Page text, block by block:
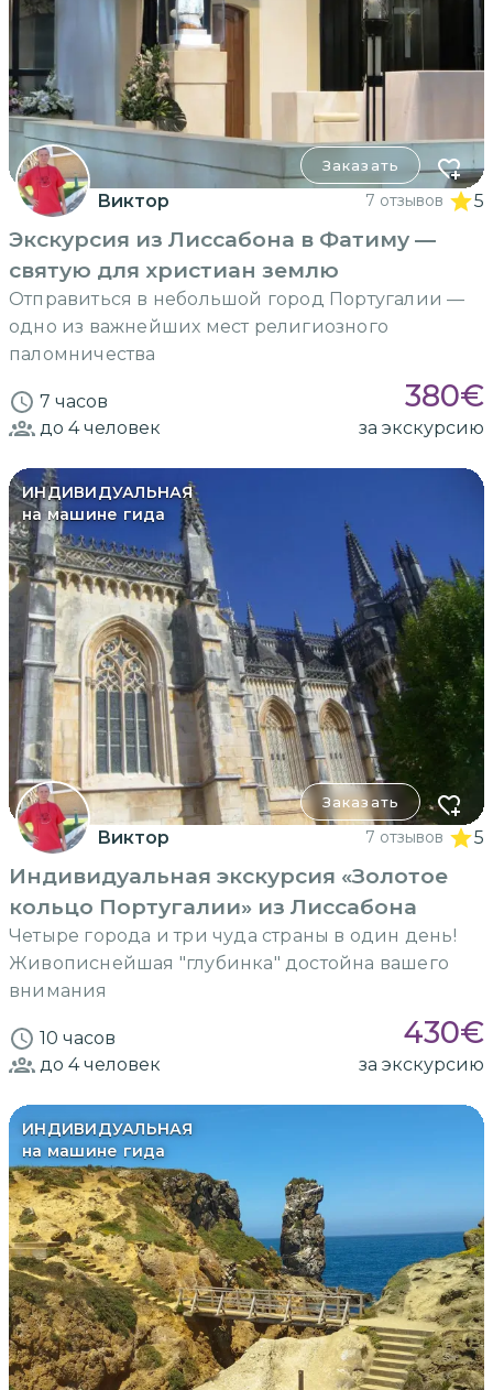
Заказать
Виктор 7 отзывов 5
Экскурсия из Лиссабона в Фатиму —
святую для христиан землю
Отправиться в небольшой город Португалии —
одно из важнейших мест религиозного
паломничества
7 часов 380€
до 4человек за экскурсию
ИНДИВИДУАЛЬНАЯ
на машине гида
Заказать
Виктор 7 отзывов 5
Индивидуальная экскурсия «Золотое
кольцо Португалии» из Лиссабона
Четыре города и три чуда страны в один день!
Живописнейшая "глубинка" достойна вашего
внимания
10 часов 430€
до 4человек за экскурсию
ИНДИВИДУАЛЬНАЯ
на машине гида